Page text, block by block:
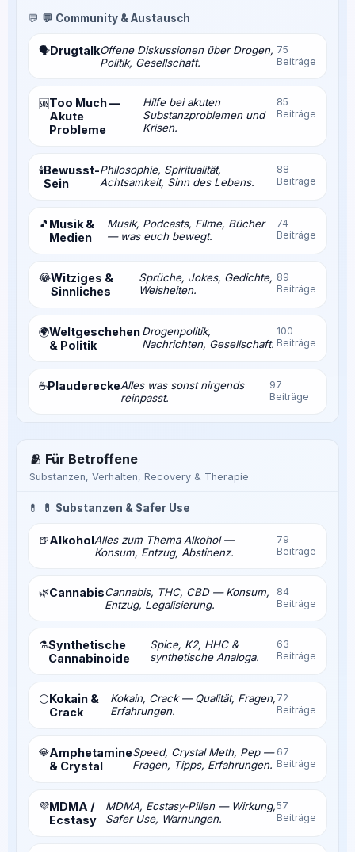
💬 💬 Community & Austausch
🗣️DrugtalkOffene Diskussionen über Drogen,
Politik, Gesellschaft.
75
Beiträge
🆘Too Much —
Akute
Probleme
Hilfe bei akuten
Substanzproblemen und
Krisen.
85
Beiträge
🕯️Bewusst-
Sein
Philosophie, Spiritualität,
Achtsamkeit, Sinn des Lebens.
88
Beiträge
🎵 Musik &
Medien
Musik, Podcasts, Filme, Bücher
— was euch bewegt.
74
Beiträge
😂Witziges &
Sinnliches
Sprüche, Jokes, Gedichte,
Weisheiten.
89
Beiträge
🌍Weltgeschehen
& Politik
Drogenpolitik,
Nachrichten, Gesellschaft.
100
Beiträge
☕PlaudereckeAlles was sonst nirgends
reinpasst.
97
Beiträge
🫂 Für Betroffene
Substanzen, Verhalten, Recovery & Therapie
💊 💊 Substanzen & Safer Use
🍺AlkoholAlles zum Thema Alkohol —
Konsum, Entzug, Abstinenz.
79
Beiträge
🌿CannabisCannabis, THC, CBD — Konsum,
Entzug, Legalisierung.
84
Beiträge
⚗️Synthetische
Cannabinoide
Spice, K2, HHC &
synthetische Analoga.
63
Beiträge
⚪Kokain &
Crack
Kokain, Crack — Qualität, Fragen,
Erfahrungen.
72
Beiträge
💎Amphetamine
& Crystal
Speed, Crystal Meth, Pep —
Fragen, Tipps, Erfahrungen.
67
Beiträge
💜MDMA /
Ecstasy
MDMA, Ecstasy-Pillen — Wirkung,
Safer Use, Warnungen.
57
Beiträge